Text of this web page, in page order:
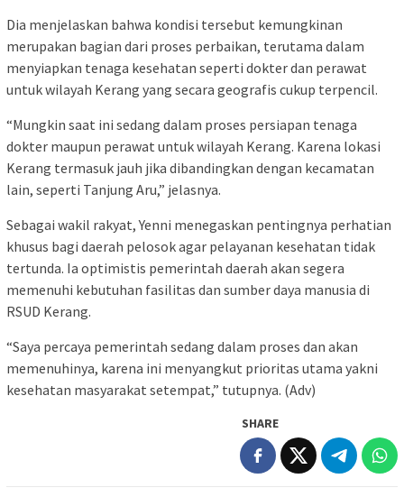
Dia menjelaskan bahwa kondisi tersebut kemungkinan
merupakan bagian dari proses perbaikan, terutama dalam
menyiapkan tenaga kesehatan seperti dokter dan perawat
untuk wilayah Kerang yang secara geografis cukup terpencil.
“Mungkin saat ini sedang dalam proses persiapan tenaga
dokter maupun perawat untuk wilayah Kerang. Karena lokasi
Kerang termasuk jauh jika dibandingkan dengan kecamatan
lain, seperti Tanjung Aru,” jelasnya.
Sebagai wakil rakyat, Yenni menegaskan pentingnya perhatian
khusus bagi daerah pelosok agar pelayanan kesehatan tidak
tertunda. Ia optimistis pemerintah daerah akan segera
memenuhi kebutuhan fasilitas dan sumber daya manusia di
RSUD Kerang.
“Saya percaya pemerintah sedang dalam proses dan akan
memenuhinya, karena ini menyangkut prioritas utama yakni
kesehatan masyarakat setempat,” tutupnya. (Adv)
SHARE